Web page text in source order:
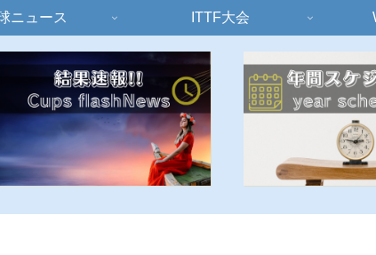
ニュース ITTF大会